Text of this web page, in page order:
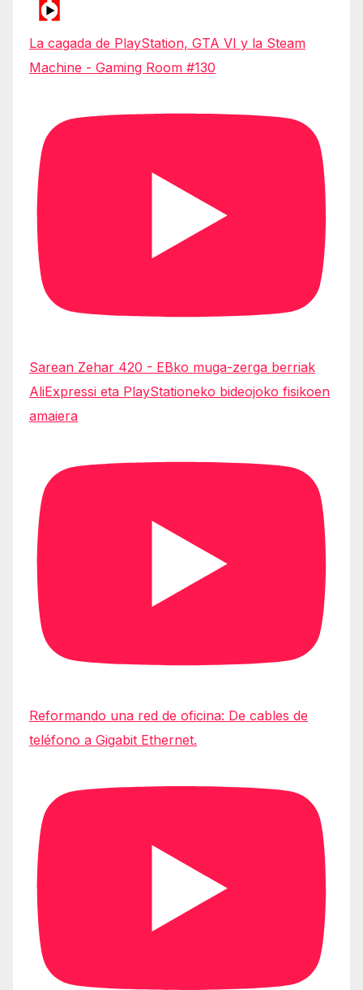
La cagada de PlayStation, GTA VI y la Steam
Machine - Gaming Room #130
Sarean Zehar 420 - EBko muga-zerga berriak
AliExpressi eta PlayStationeko bideojoko fisikoen
amaiera
Reformando una red de oficina: De cables de
teléfono a Gigabit Ethernet.